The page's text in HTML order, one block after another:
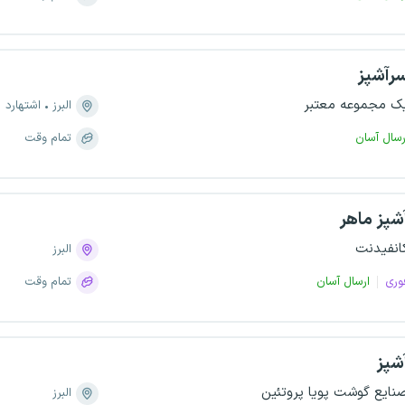
مجموعه معتبر
آسان
البرز
اشتهارد
تمام وقت
ماهر
ارسال آسان
البرز
تمام وقت
گوشت پویا پروتئین
البرز